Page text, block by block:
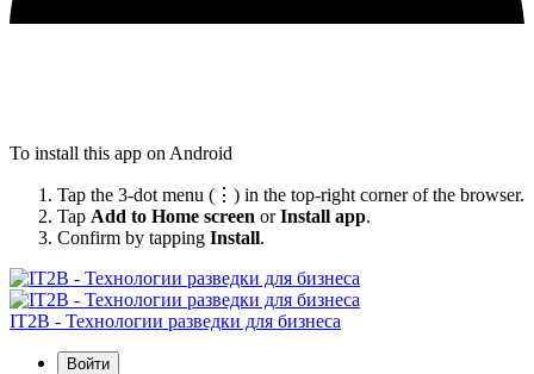
To install this app on Android
Tap the 3-dot menu (⋮) in the top-right corner of the browser.
Tap Add to Home screen orInstall app.
Confirm by tapping Install.
IT2B - Технологии разведки для бизнеса
Войти